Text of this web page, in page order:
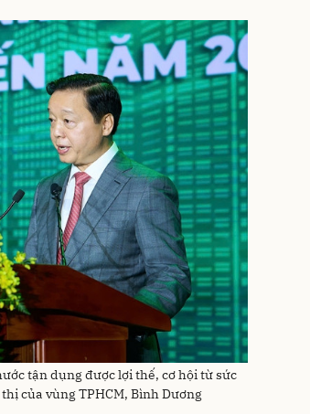
tận dụng được lợi thế, cơ hội từ sức
của vùng TPHCM, Bình Dương